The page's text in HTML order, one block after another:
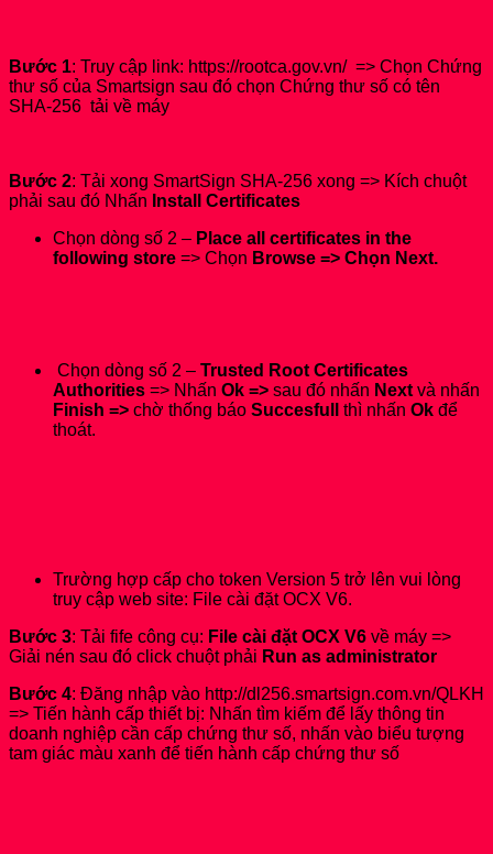
Bước 1: Truy cập link: https://rootca.gov.vn/ => Chọn Chứng
thư số của Smartsign sau đó chọn Chứng thư số có tên
SHA-256 tải về máy
Bước 2: Tải xong SmartSign SHA-256 xong => Kích chuột
phải sau đó Nhấn Install Certificates
Chọn dòng số 2 – Place all certificates in the
following store => Chọn Browse => Chọn Next.
Chọn dòng số 2 – Trusted Root Certificates
Authorities => Nhấn Ok => sau đó nhấn Next và nhấn
Finish => chờ thống báo Succesfull thì nhấn Ok để
thoát.
Trường hợp cấp cho token Version 5 trở lên vui lòng
truy cập web site: File cài đặt OCX V6.
Bước 3: Tải fife công cụ: File cài đặt OCX V6 về máy =>
Giải nén sau đó click chuột phải Run as administrator
Bước 4: Đăng nhập vào http://dl256.smartsign.com.vn/QLKH
=> Tiến hành cấp thiết bị: Nhấn tìm kiếm để lấy thông tin
doanh nghiệp cần cấp chứng thư số, nhấn vào biểu tượng
tam giác màu xanh để tiến hành cấp chứng thư số